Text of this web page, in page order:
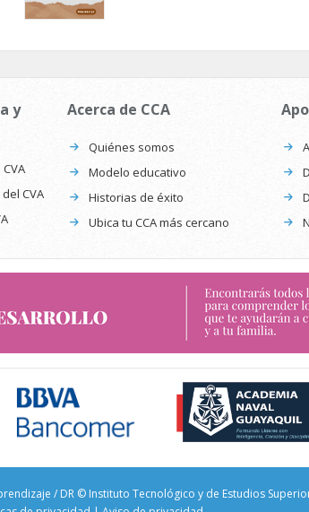
y
CVA
Acerca de CCA
Quiénes somos
Modelo educativo
Historias de éxito
Ubica tu CCA más cercano
/ DR © Instituto Tecnológico y de Estudios